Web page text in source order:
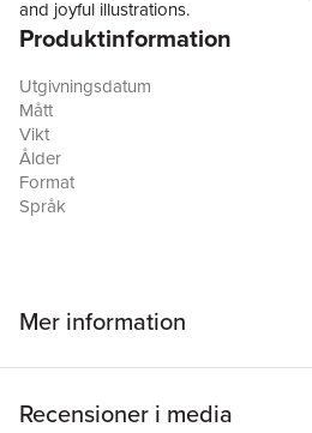
and joyful illustrations.
Produktinformation
Utgivningsdatum
Mått
Vikt
Ålder
Format
Språk
ISBN
Mer information
Recensioner i media